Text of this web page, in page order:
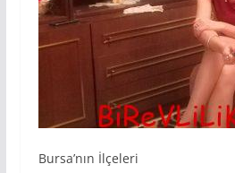
Bursa’nın İlçeleri